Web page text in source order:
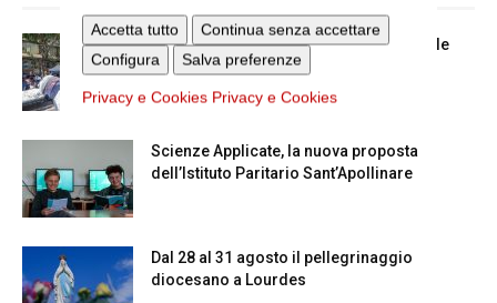
Accetta tutto
Continua senza accettare
Configura
Salva preferenze
Privacy e Cookies Privacy e Cookies
Spin Time: la dichiarazione del cardinale
vicario
Scienze Applicate, la nuova proposta
dell’Istituto Paritario Sant’Apollinare
Dal 28 al 31 agosto il pellegrinaggio
diocesano a Lourdes